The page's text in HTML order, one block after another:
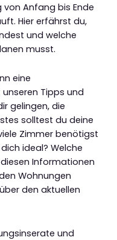
Anfang bis Ende
Hier erfährst du,
und welche
musst.
eine
Tipps und
gelingen, die
solltest du deine
Zimmer benötigst
ideal? Welche
Informationen
Wohnungen
den aktuellen
und